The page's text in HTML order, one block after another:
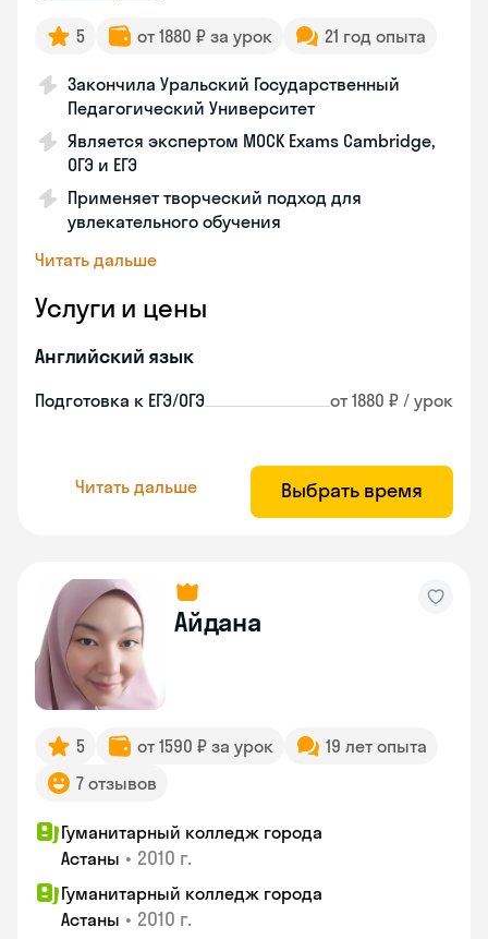
5 от 1880 ₽ за урок 21 год опыта
Закончила Уральский Государственный
Педагогический Университет
Является экспертом MOCK Exams Cambridge,
ОГЭ и ЕГЭ
Применяет творческий подход для
увлекательного обучения
Читать дальше
Услуги и цены
Английский язык
Подготовка к ЕГЭ/ОГЭ от 1880 ₽ / урок
Читать дальше Выбрать время
Айдана
5 от 1590 ₽ за урок
19 лет опыта
7 отзывов
Гуманитарный колледж города
Астаны • 2010 г.
Гуманитарный колледж города
Астаны • 2010 г.